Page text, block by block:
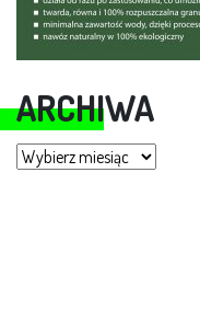
ARCHIWA
Archiwa